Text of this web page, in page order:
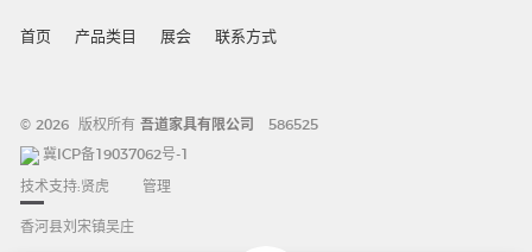
首页 产品类目 展会 联系方式
© 2026 版权所有吾道家具有限公司 586525
冀ICP备19037062号-1
技术支持:贤虎 管理
香河县刘宋镇吴庄